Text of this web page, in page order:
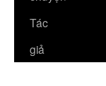
Tác
giả